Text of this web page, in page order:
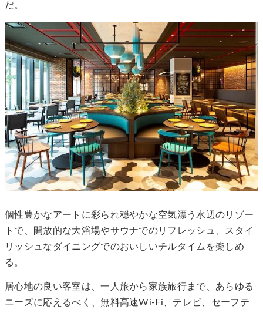
だ。
個性豊かなアートに彩られ穏やかな空気漂う水辺のリゾー
トで、開放的な大浴場やサウナでのリフレッシュ、スタイ
リッシュなダイニングでのおいしいチルタイムを楽しめ
る。
居心地の良い客室は、一人旅から家族旅行まで、あらゆる
ニーズに応えるべく、無料高速Wi-Fi、テレビ、セーフテ